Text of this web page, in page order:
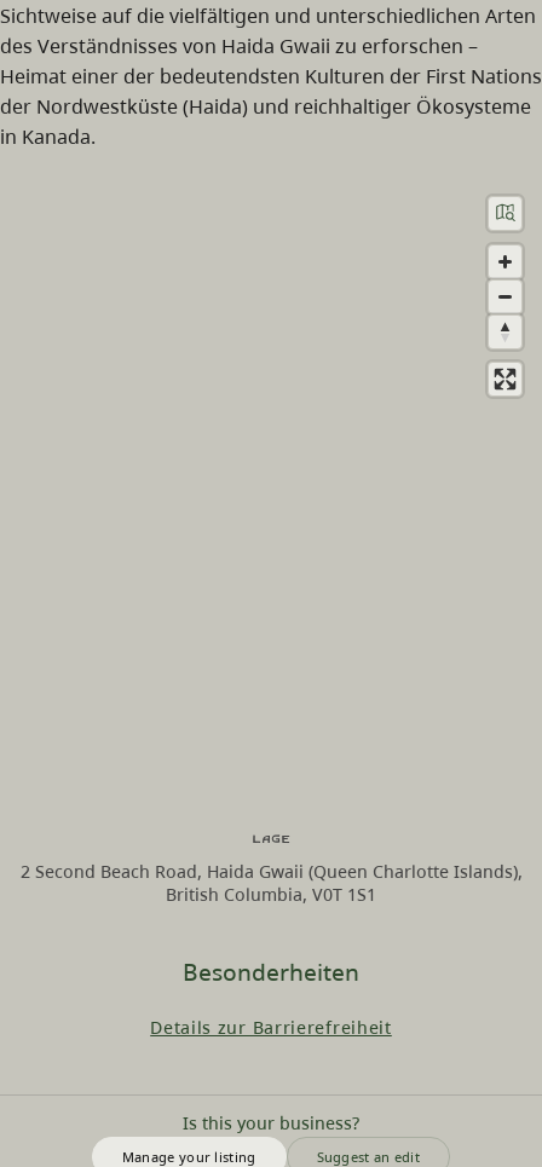
Sichtweise auf die vielfältigen und unterschiedlichen Arten
des Verständnisses von Haida Gwaii zu erforschen –
Heimat einer der bedeutendsten Kulturen der First Nations
der Nordwestküste (Haida) und reichhaltiger Ökosysteme
in Kanada.
Besonderheiten
Details zur Barrierefreiheit
Is this your business?
Manage your listing Suggest an edit
Lage
2 Second Beach Road, Haida Gwaii (Queen Charlotte Islands),
British Columbia, V0T 1S1